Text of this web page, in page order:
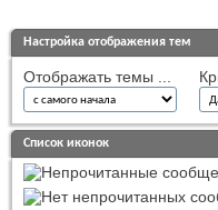
Настройка отображения тем
Отображать темы ...
Список иконок